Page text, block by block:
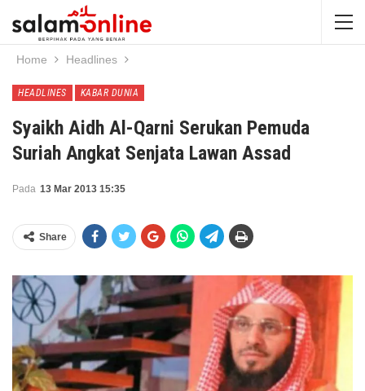
Home Headlines
HEADLINES KABAR DUNIA
Syaikh Aidh Al-Qarni Serukan Pemuda
Suriah Angkat Senjata Lawan Assad
Pada 13 Mar 2013 15:35
Share